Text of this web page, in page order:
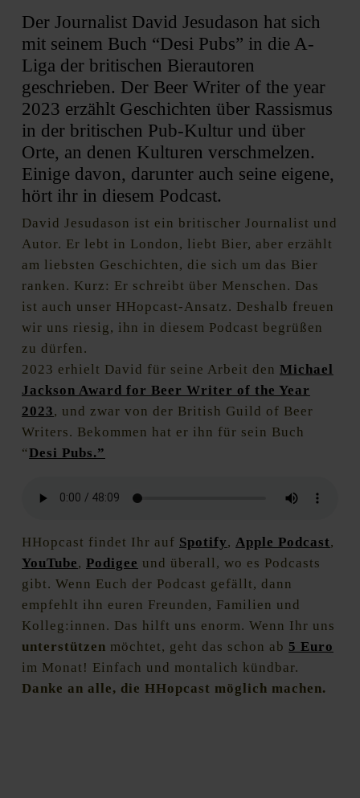
Der Journalist David Jesudason hat sich
mit seinem Buch “Desi Pubs” in die A-
Liga der britischen Bierautoren
geschrieben. Der Beer Writer of the year
2023 erzählt Geschichten über Rassismus
in der britischen Pub-Kultur und über
Orte, an denen Kulturen verschmelzen.
Einige davon, darunter auch seine eigene,
hört ihr in diesem Podcast.
David Jesudason ist ein britischer Journalist und
Autor. Er lebt in London, liebt Bier, aber erzählt
am liebsten Geschichten, die sich um das Bier
ranken. Kurz: Er schreibt über Menschen. Das
ist auch unser HHopcast-Ansatz. Deshalb freuen
wir uns riesig, ihn in diesem Podcast begrüßen
zu dürfen.
2023 erhielt David für seine Arbeit den Michael
Jackson Award for Beer Writer of the Year
2023, und zwar von der British Guild of Beer
Writers. Bekommen hat er ihn für sein Buch
“Desi Pubs.”
HHopcast findet Ihr auf Spotify, Apple Podcast,
YouTube, Podigee und überall, wo es Podcasts
gibt. Wenn Euch der Podcast gefällt, dann
empfehlt ihn euren Freunden, Familien und
Kolleg:innen. Das hilft uns enorm. Wenn Ihr uns
unterstützen möchtet, geht das schon ab 5 Euro
im Monat! Einfach und montalich kündbar.
Danke an alle, die HHopcast möglich machen.